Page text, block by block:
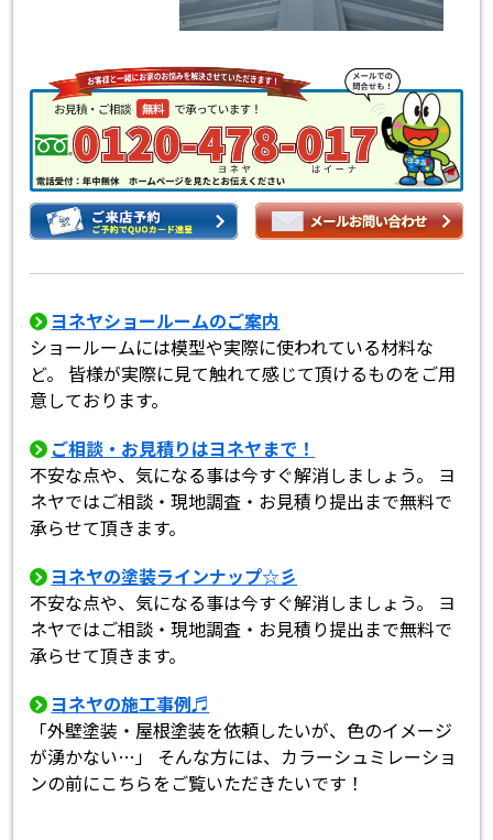
ヨネヤショールームのご案内
ショールームには模型や実際に使われている材料な
ど。 皆様が実際に見て触れて感じて頂けるものをご用
意しております。
ご相談・お見積りはヨネヤまで！
不安な点や、気になる事は今すぐ解消しましょう。 ヨ
ネヤではご相談・現地調査・お見積り提出まで無料で
承らせて頂きます。
ヨネヤの塗装ラインナップ☆彡
不安な点や、気になる事は今すぐ解消しましょう。 ヨ
ネヤではご相談・現地調査・お見積り提出まで無料で
承らせて頂きます。
ヨネヤの施工事例♬
「外壁塗装・屋根塗装を依頼したいが、色のイメージ
が湧かない…」 そんな方には、カラーシュミレーショ
ンの前にこちらをご覧いただきたいです！